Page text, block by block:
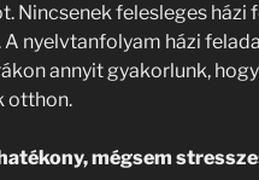
Nincsenek felesleges házi
nyelvtanfolyam házi
annyit gyakorlunk,
otthon.
mégsem